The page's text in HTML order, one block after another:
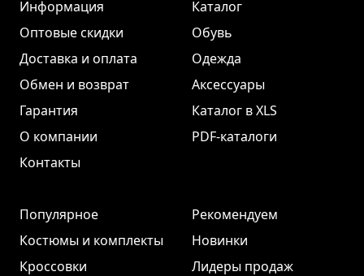
Информация
Оптовые скидки
Доставка и оплата
Обмен и возврат
Гарантия
О компании
Контакты
Каталог
Обувь
Одежда
Аксессуары
Каталог в XLS
PDF-каталоги
Популярное
Костюмы и комплекты
Кроссовки
Рекомендуем
Новинки
Лидеры продаж